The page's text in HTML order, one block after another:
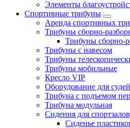
Элементы
Спортивные трибуны
Аренда спортивных
Трибуны сборно-
Трибуны сборно-
Трибуны с навесом
Трибуны
Трибуны мобильные
Кресло VIP
Оборудование для судей
Трибуна с подъемом
Трибуна модульная
Сидения для
Сиденье